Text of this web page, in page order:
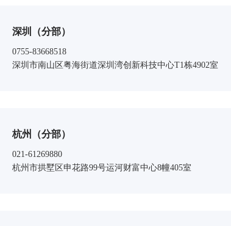
深圳（分部）
0755-83668518
深圳市南山区粤海街道深圳湾创新科技中心T1栋4902室
杭州（分部）
021-61269880
杭州市拱墅区申花路99号运河财富中心8幢405室